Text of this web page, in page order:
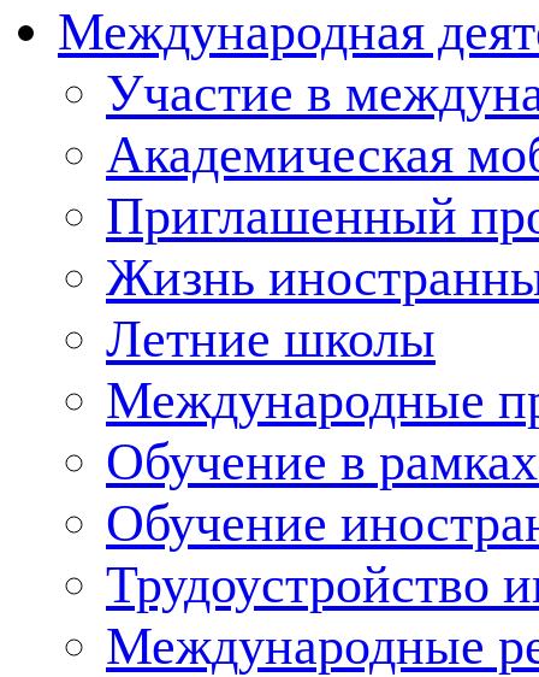
Международная
Участие в
Академическая
Приглашенный
Жизнь
Летние школы
Международные
Обучение в
Обучение
Трудоустройство
Международные